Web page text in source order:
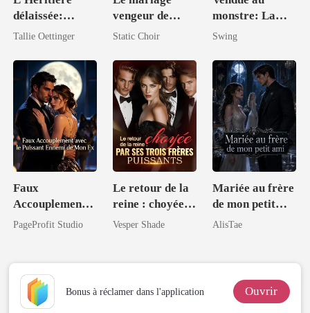
délaissée:
Épouser le
intouchable
Tallie Oettinger
vengeur de
l'héritière
Static Choir
monstre: La
mariée sans
Swing
Faux
Accouplement
avec le Puissant
PageProfit Studio
Le retour de la
reine : choyée
par ses trois
Vesper Shade
Mariée au frère
de mon petit
ami
AlisTae
Bonus à réclamer dans l'application Ouvrir